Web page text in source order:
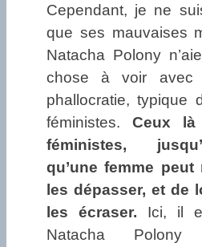
Cependant, je ne
que ses mauvaises
Natacha Polony
chose à voir avec
phallocratie, typique
féministes. Ceux là
féministes,
qu’une femme
les dépasser, et de
les écraser. Ici, il
Natacha